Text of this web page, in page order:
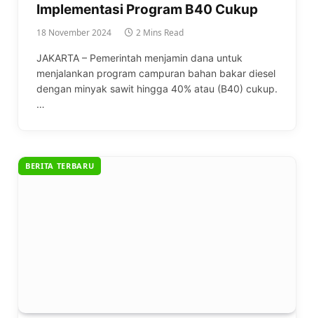
Implementasi Program B40 Cukup
18 November 2024 2 Mins Read
JAKARTA – Pemerintah menjamin dana untuk
menjalankan program campuran bahan bakar diesel
dengan minyak sawit hingga 40% atau (B40) cukup.
…
BERITA TERBARU